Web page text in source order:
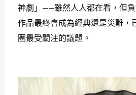
神劇」——雖然人人都在看，但
作品最終會成為經典還是災難，
圈最受關注的議題。